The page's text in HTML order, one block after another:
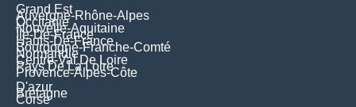
Grand Est
Auvergne-Rhône-Alpes
Occitanie
Nouvelle-Aquitaine
Île-De-France
Hauts-De-France
Bourgogne-Franche-Comté
Normandie
Centre-Val De Loire
Pays De La Loire
Provence-Alpes-Côte
D'azur
Bretagne
Corse